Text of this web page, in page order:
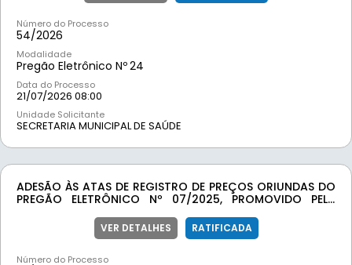
Número do Processo
54/2026
Modalidade
Pregão Eletrônico Nº24
Data do Processo
21/07/2026 08:00
Unidade Solicitante
SECRETARIA MUNICIPAL DE SAÚDE
ADESÃO ÀS ATAS DE REGISTRO DE PREÇOS ORIUNDAS DO
PREGÃO ELETRÔNICO Nº 07/2025, PROMOVIDO PELA
MARCENARIA E CADEIRAS, DESTINADOS À SECRETARIA
MUNICIPAL DE ADMINISTRAÇÃO DO MUNICÍPIO DE
VER DETALHES RATIFICADA
Número do Processo